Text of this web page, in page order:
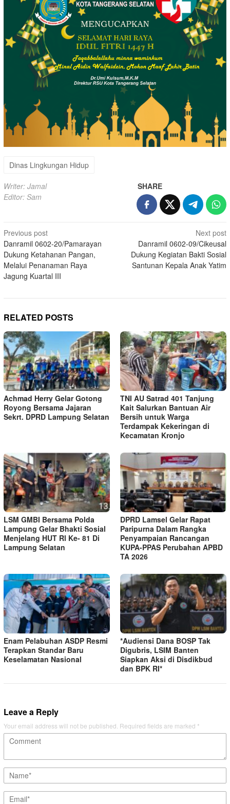
Dinas Lingkungan Hidup
Writer: Jamal
Editor: Sam
SHARE
Post
navigation
Previous post
Danramil 0602-20/Pamarayan
Dukung Ketahanan Pangan,
Melalui Penanaman Raya
Jagung Kuartal III
Next post
Danramil 0602-09/Cikeusal
Dukung Kegiatan Bakti Sosial
Santunan Kepala Anak Yatim
RELATED POSTS
Achmad Herry Gelar Gotong
Royong Bersama Jajaran
Sekrt. DPRD Lampung Selatan
TNI AU Satrad 401 Tanjung
Kait Salurkan Bantuan Air
Bersih untuk Warga
Terdampak Kekeringan di
Kecamatan Kronjo
LSM GMBI Bersama Polda
Lampung Gelar Bhakti Sosial
Menjelang HUT Rl Ke- 81 Di
Lampung Selatan
DPRD Lamsel Gelar Rapat
Paripurna Dalam Rangka
Penyampaian Rancangan
KUPA-PPAS Perubahan APBD
TA 2026
Enam Pelabuhan ASDP Resmi
Terapkan Standar Baru
Keselamatan Nasional
*Audiensi Dana BOSP Tak
Digubris, LSIM Banten
Siapkan Aksi di Disdikbud
dan BPK RI*
Leave a Reply
Your email address will not be published. Required fields are marked *